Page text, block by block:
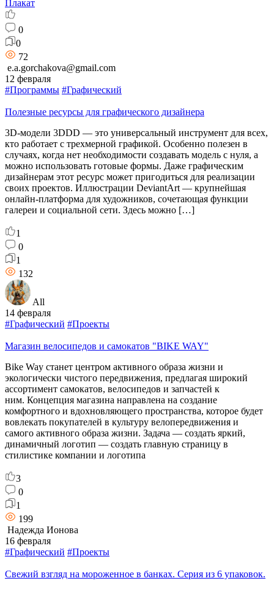
Плакат
0
0
72
e.a.gorchakova@gmail.com
12 февраля
#Программы #Графический
Полезные ресурсы для графического дизайнера
3D-модели 3DDD — это универсальный инструмент для всех,
кто работает с трехмерной графикой. Особенно полезен в
случаях, когда нет необходимости создавать модель с нуля, а
можно использовать готовые формы. Даже графическим
дизайнерам этот ресурс может пригодиться для реализации
своих проектов. Иллюстрации DeviantArt — крупнейшая
онлайн-платформа для художников, сочетающая функции
галереи и социальной сети. Здесь можно […]
1
0
1
132
All
14 февраля
#Графический #Проекты
Магазин велосипедов и самокатов "BIKE WAY"
Bike Way станет центром активного образа жизни и
экологически чистого передвижения, предлагая широкий
ассортимент самокатов, велосипедов и запчастей к
ним. Концепция магазина направлена на создание
комфортного и вдохновляющего пространства, которое будет
вовлекать покупателей в культуру велопередвижения и
самого активного образа жизни. Задача — создать яркий,
динамичный логотип — создать главную страницу в
стилистике компании и логотипа
3
0
1
199
Надежда Ионова
16 февраля
#Графический #Проекты
Свежий взгляд на мороженное в банках. Серия из 6 упаковок.